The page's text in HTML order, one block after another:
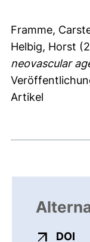
Framme,
Helbig, Horst
neovascular
Artikel
DOI